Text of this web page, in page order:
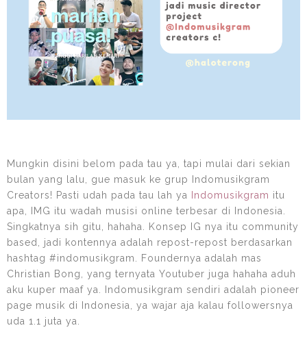
Mungkin disini belom pada tau ya, tapi mulai dari sekian
bulan yang lalu, gue masuk ke grup Indomusikgram
Creators! Pasti udah pada tau lah ya
Indomusikgram itu
apa, IMG itu wadah musisi online terbesar di Indonesia.
Singkatnya sih gitu, hahaha. Konsep IG nya itu community
based, jadi kontennya adalah repost-repost berdasarkan
hashtag #indomusikgram. Foundernya adalah mas
Christian Bong, yang ternyata Youtuber juga hahaha aduh
aku kuper maaf ya. Indomusikgram sendiri adalah pioneer
page musik di Indonesia, ya wajar aja kalau followersnya
uda 1.1 juta ya.